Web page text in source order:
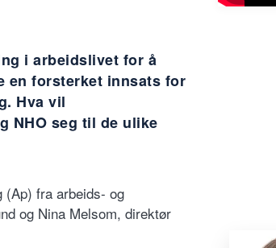
i arbeidslivet for å
en forsterket innsats for
Hva vil
NHO seg til de ulike
(Ap) fra arbeids- og
og Nina Melsom, direktør